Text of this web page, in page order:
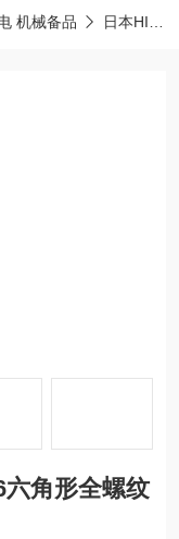
机械备品 日本HIROSUGI广杉计器
角形全螺纹